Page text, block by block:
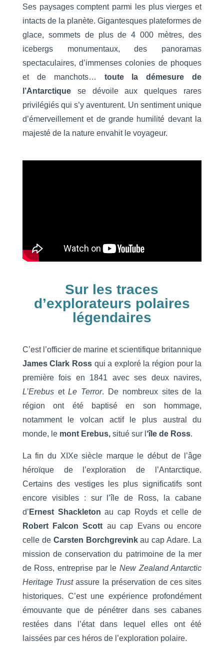
Ses paysages comptent parmi les plus vierges et
intacts de la planète. Gigantesques plateformes de
glace, sommets de plus de 4 000 mètres, des
icebergs monumentaux, des panoramas
spectaculaires, d’immenses colonies de phoques
et de manchots… toute la démesure de
l’Antarctiquese dévoile aux quelques rares
privilégiés qui s’y aventurent. Un sentiment unique
d’émerveillement et de grande humilité devant la
majesté de la nature envahit le voyageur.
Sur les traces
d’explorateurs polaires
légendaires
C’est l’officier de marine et scientifique britannique
James Clark Ross qui a exploré la région pour la
première fois en 1841 avec ses deux navires,
L’ErebusetLe Terror. De nombreux sites de la
région ont été baptisé en son hommage,
notamment le volcan actif le plus austral du
monde, le mont Erebus,situé sur l ‘île de Ross.
La fin du XIXe siècle marque le début de l’âge
héroïque de l’exploration de l’Antarctique.
Certains des vestiges les plus significatifs sont
encore visibles : sur l’île de Ross, la cabane
d’ Ernest Shackleton au cap Royds et celle de
Robert Falcon Scott au cap Evans ou encore
celle de Carsten Borchgrevinkau cap Adare. La
mission de conservation du patrimoine de la mer
de Ross, entreprise par le New Zealand Antarctic
Heritage Trustassure la préservation de ces sites
historiques. C’est une expérience profondément
émouvante que de pénétrer dans ses cabanes
restées dans l’état dans lequel elles ont été
laissées par ces héros de l’exploration polaire.